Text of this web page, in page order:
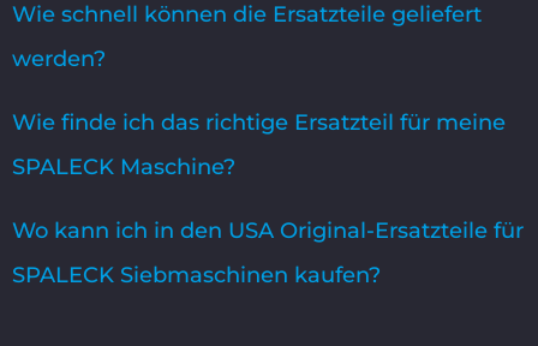
Wie schnell können die Ersatzteile geliefert
werden?
Wie finde ich das richtige Ersatzteil für meine
SPALECK Maschine?
Wo kann ich in den USA Original-Ersatzteile für
SPALECK Siebmaschinen kaufen?